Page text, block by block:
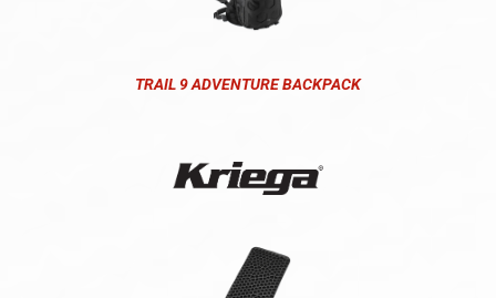
TRAIL 9 ADVENTURE BACKPACK